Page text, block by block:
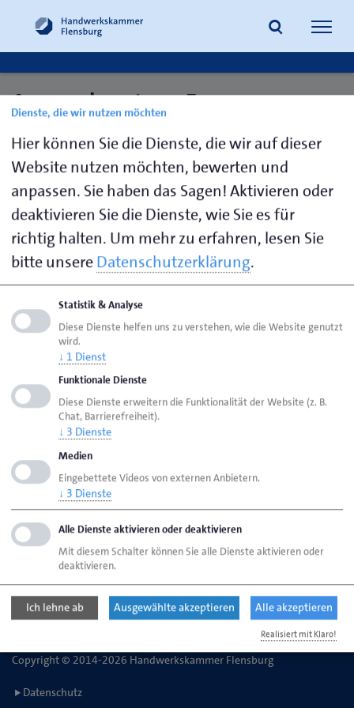
Suche
Ansprechpartner: Erasmus+
Förderung
Niehoff,
Celina
0461 866-
251
c.niehoff@hwk-
flensburg.de
Seite drucken
aktualisiert am 07. Aug. 2026
Handwerkskammer Flensburg
Ansprechpartner
Bereiche
Handwerkskammer Flensburg
Johanniskirchhof 1-7
Telefon: 0461 866-0
E-Mail:info@hwk-flensburg.de
Copyright © 2014-2026 Handwerkskammer Flensburg
Datenschutz
Dienste, die wir nutzen möchten
Hier können Sie die Dienste, die wir auf dieser
Website nutzen möchten, bewerten und
anpassen. Sie haben das Sagen! Aktivieren oder
deaktivieren Sie die Dienste, wie Sie es für
richtig halten. Um mehr zu erfahren, lesen Sie
bitte unsereDatenschutzerklärung.
Statistik & Analyse
Diese Dienste helfen uns zu verstehen, wie die Website genutzt
wird.
↓ 1 Dienst
Funktionale Dienste
Diese Dienste erweitern die Funktionalität der Website (z. B.
Chat, Barrierefreiheit).
↓ 3 Dienste
Medien
Eingebettete Videos von externen Anbietern.
↓ 3 Dienste
Alle Dienste aktivieren oder deaktivieren
Mit diesem Schalter können Sie alle Dienste aktivieren oder
deaktivieren.
Ich lehne ab Ausgewählte akzeptieren Alle akzeptieren
Realisiert mit Klaro!